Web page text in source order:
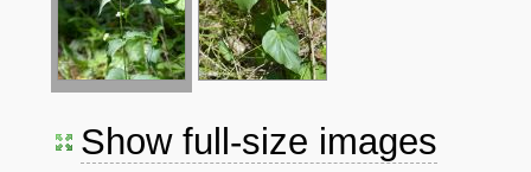
Show full-size images